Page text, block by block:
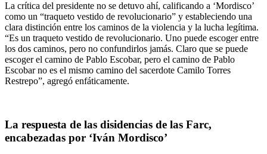
La crítica del presidente no se detuvo ahí, calificando a ‘Mordisco’
como un “traqueto vestido de revolucionario” y estableciendo una
clara distinción entre los caminos de la violencia y la lucha legítima.
“Es un traqueto vestido de revolucionario. Uno puede escoger entre
los dos caminos, pero no confundirlos jamás. Claro que se puede
escoger el camino de Pablo Escobar, pero el camino de Pablo
Escobar no es el mismo camino del sacerdote Camilo Torres
Restrepo”, agregó enfáticamente.
La respuesta de las disidencias de las Farc,
encabezadas por ‘Iván Mordisco’